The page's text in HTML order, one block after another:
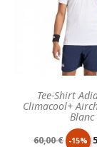
Tee-Shirt
Climacool+
Blanc
Prix
60,00 € -15%